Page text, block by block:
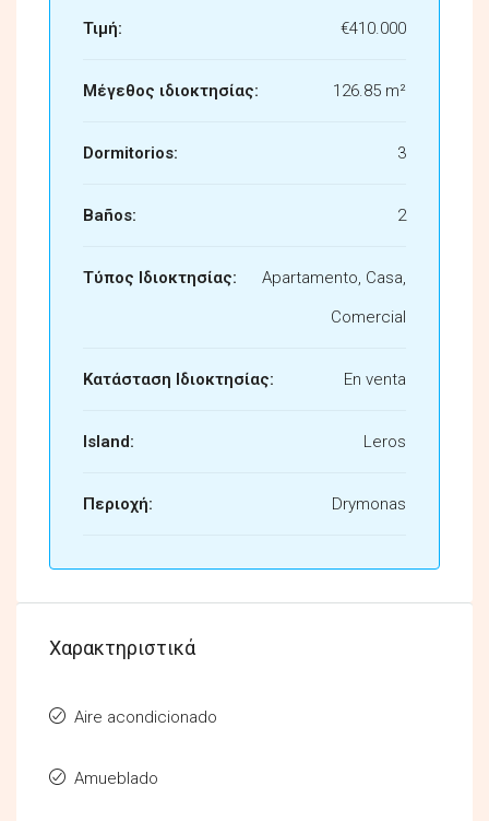
Τιμή: €410.000
Μέγεθος ιδιοκτησίας: 126.85 m²
Dormitorios: 3
Baños: 2
Τύπος Ιδιοκτησίας:
Apartamento, Casa,
Comercial
Κατάσταση Ιδιοκτησίας: En venta
Island: Leros
Περιοχή: Drymonas
Χαρακτηριστικά
Aire acondicionado
Amueblado